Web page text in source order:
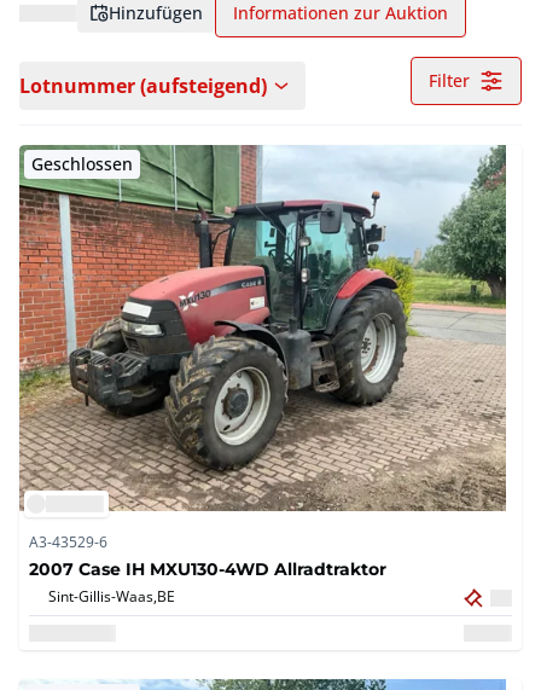
hinzufügen Informationen zur Auktion
Lotnummer (aufsteigend) Filter
Geschlossen
A3-43529-6
2007 Case IH MXU130-4WD Allradtraktor
Sint-Gillis-Waas,BE